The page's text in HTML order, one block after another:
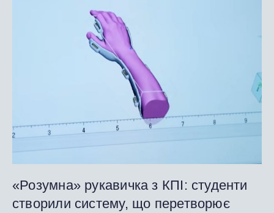
«Розумна» рукавичка з КПІ: студенти
створили систему, що перетворює